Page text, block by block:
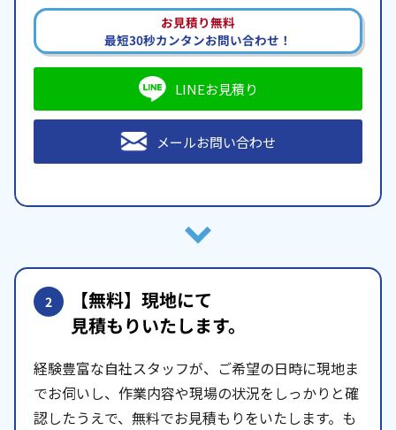
お見積り無料
最短30秒カンタンお問い合わせ！
LINEお見積り
メールお問い合わせ
2 【無料】現地にて
見積もりいたします。
経験豊富な自社スタッフが、ご希望の日時に現地ま
でお伺いし、作業内容や現場の状況をしっかりと確
認したうえで、無料でお見積もりをいたします。も